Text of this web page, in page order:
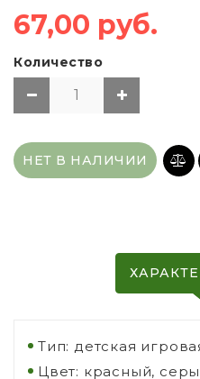
67,00 руб.
Количество
НЕТ В НАЛИЧИИ
Тип: детская
Цвет: красный,